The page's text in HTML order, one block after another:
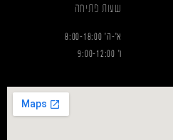
שעות פתיחה
א'-ה' 8:00-18:00
ו' 9:00-12:00